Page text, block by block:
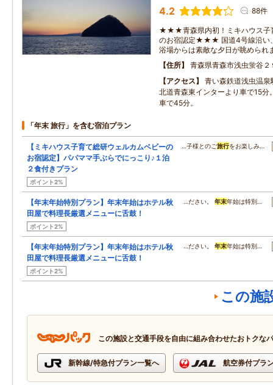
4.2 88件
★★★青森県内初！ミキハウス子
のお宿認定★★★ 国道4号線沿い
浴場からは素敵な夕日が眺められ
住所
青森県青森市浅虫蛍谷
アクセス
青い森鉄道浅虫温
北道青森東インターより車で15分
車で45分。
「年末 旅行」を含む宿泊プラン
【ミキハウス子育て総研ウェルカムベビーの
お宿認定】パパママ手ぶらでにっこり♪１泊
２食付きプラン
ポイント2%
…子様とのご旅行をお楽しみ…
【年末年始特別プラン】年末年始はホテル秋
田屋で料理長厳選メニューに舌鼓！
ポイント2%
…ださい。年末年始は特別…
【年末年始特別プラン】年末年始はホテル秋
田屋で料理長厳選メニューに舌鼓！
ポイント2%
…ださい。年末年始は特別…
この施
この施設と交通手段を自由に組み合わせたおトクな
新幹線/特急付プラン一覧へ 航空券付プラ